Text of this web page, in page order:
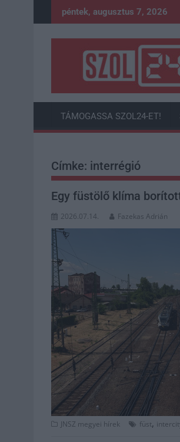
to
péntek, augusztus 7, 2026
TÁMOGASSA SZOL24-ET!
Címke: interrégió
Egy füstölő klíma
2026.07.14. Fazekas Adrián
JNSZ megyei hírek füst,